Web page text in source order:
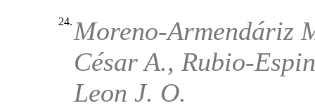
24. Moreno-Armendáriz
César A., Rubio-
Leon J. O.